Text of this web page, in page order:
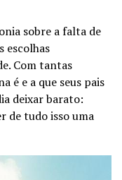
sobre a falta de
escolhas
Com tantas
é e a que seus pais
deixar barato:
de tudo isso uma